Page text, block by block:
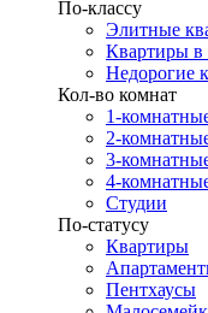
По-классу
Элитные
Квартиры
Недорогие
Кол-во комнат
1-
2-
3-
4-
Студии
По-статусу
Квартиры
Пентхаусы